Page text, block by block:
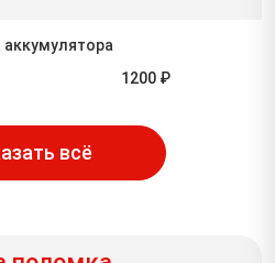
1200 ₽
всё